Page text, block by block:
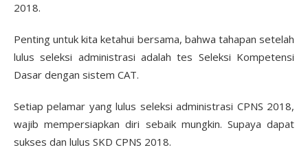
2018.
Penting untuk kita ketahui bersama, bahwa tahapan setelah
lulus seleksi administrasi adalah tes Seleksi Kompetensi
Dasar dengan sistem CAT.
Setiap pelamar yang lulus seleksi administrasi CPNS 2018,
wajib mempersiapkan diri sebaik mungkin. Supaya dapat
sukses dan lulus SKD CPNS 2018.